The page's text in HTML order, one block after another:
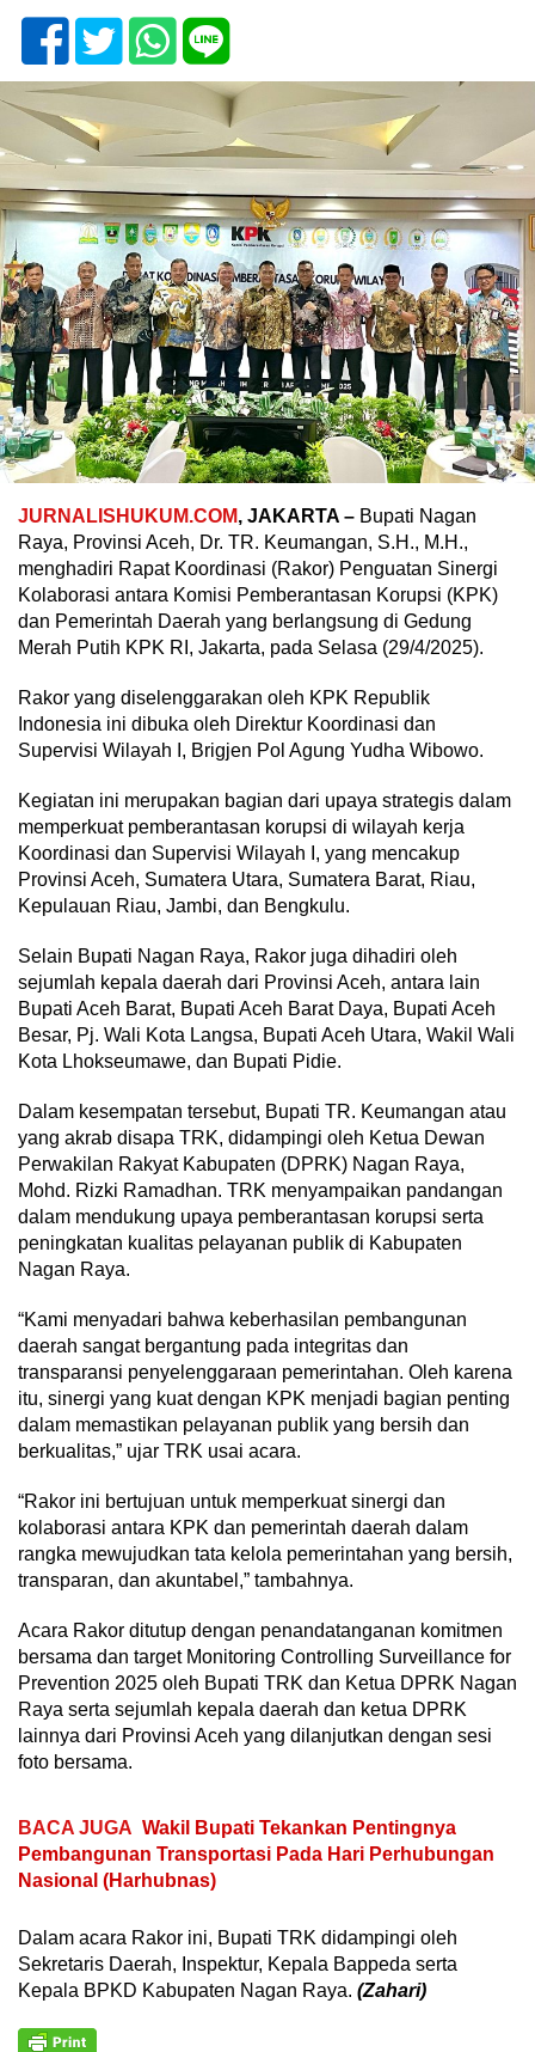
JURNALISHUKUM.COM, JAKARTA – Bupati Nagan
Raya, Provinsi Aceh, Dr. TR. Keumangan, S.H., M.H.,
menghadiri Rapat Koordinasi (Rakor) Penguatan Sinergi
Kolaborasi antara Komisi Pemberantasan Korupsi (KPK)
dan Pemerintah Daerah yang berlangsung di Gedung
Merah Putih KPK RI, Jakarta, pada Selasa (29/4/2025).
Rakor yang diselenggarakan oleh KPK Republik
Indonesia ini dibuka oleh Direktur Koordinasi dan
Supervisi Wilayah I, Brigjen Pol Agung Yudha Wibowo.
Kegiatan ini merupakan bagian dari upaya strategis dalam
memperkuat pemberantasan korupsi di wilayah kerja
Koordinasi dan Supervisi Wilayah I, yang mencakup
Provinsi Aceh, Sumatera Utara, Sumatera Barat, Riau,
Kepulauan Riau, Jambi, dan Bengkulu.
Selain Bupati Nagan Raya, Rakor juga dihadiri oleh
sejumlah kepala daerah dari Provinsi Aceh, antara lain
Bupati Aceh Barat, Bupati Aceh Barat Daya, Bupati Aceh
Besar, Pj. Wali Kota Langsa, Bupati Aceh Utara, Wakil Wali
Kota Lhokseumawe, dan Bupati Pidie.
Dalam kesempatan tersebut, Bupati TR. Keumangan atau
yang akrab disapa TRK, didampingi oleh Ketua Dewan
Perwakilan Rakyat Kabupaten (DPRK) Nagan Raya,
Mohd. Rizki Ramadhan. TRK menyampaikan pandangan
dalam mendukung upaya pemberantasan korupsi serta
peningkatan kualitas pelayanan publik di Kabupaten
Nagan Raya.
“Kami menyadari bahwa keberhasilan pembangunan
daerah sangat bergantung pada integritas dan
transparansi penyelenggaraan pemerintahan. Oleh karena
itu, sinergi yang kuat dengan KPK menjadi bagian penting
dalam memastikan pelayanan publik yang bersih dan
berkualitas,” ujar TRK usai acara.
“Rakor ini bertujuan untuk memperkuat sinergi dan
kolaborasi antara KPK dan pemerintah daerah dalam
rangka mewujudkan tata kelola pemerintahan yang bersih,
transparan, dan akuntabel,” tambahnya.
Acara Rakor ditutup dengan penandatanganan komitmen
bersama dan target Monitoring Controlling Surveillance for
Prevention 2025 oleh Bupati TRK dan Ketua DPRK Nagan
Raya serta sejumlah kepala daerah dan ketua DPRK
lainnya dari Provinsi Aceh yang dilanjutkan dengan sesi
foto bersama.
BACA JUGA Wakil Bupati Tekankan Pentingnya
Pembangunan Transportasi Pada Hari Perhubungan
Nasional (Harhubnas)
Dalam acara Rakor ini, Bupati TRK didampingi oleh
Sekretaris Daerah, Inspektur, Kepala Bappeda serta
Kepala BPKD Kabupaten Nagan Raya. (Zahari)